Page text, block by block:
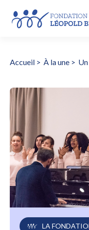
Accueil > À la une >
LA